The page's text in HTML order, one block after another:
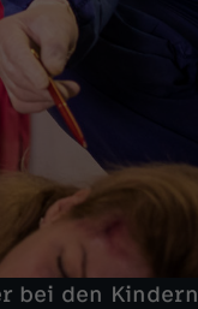
bei den Kindern